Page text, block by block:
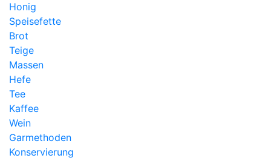
Honig
Speisefette
Brot
Teige
Massen
Hefe
Tee
Kaffee
Wein
Garmethoden
Konservierung